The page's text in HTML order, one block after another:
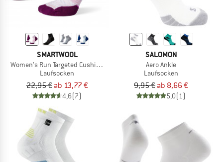
SMARTWOOL
Women's Run Targeted Cushion Ankle
Laufsocken
22,95 € ab 13,77 €
4,6(7)
SALOMON
Aero Ankle
Laufsocken
9,95 € ab 8,66 €
5,0(1)